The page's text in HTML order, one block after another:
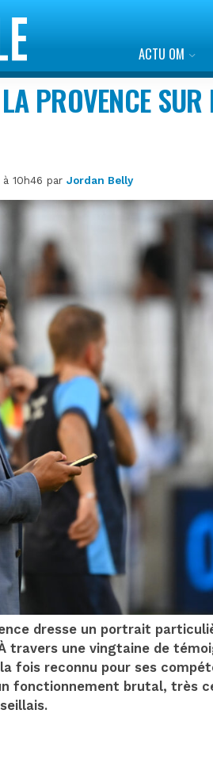
ACTU OM
PROVENCE SUR
à 10h46 parJordan Belly
dresse un portrait
travers une vingtaine de
fois reconnu pour ses
fonctionnement brutal, très